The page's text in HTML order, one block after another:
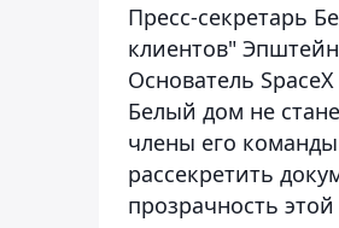
Пресс-секретарь
клиентов"
Основатель
Белый дом не
члены его
рассекретить
прозрачность